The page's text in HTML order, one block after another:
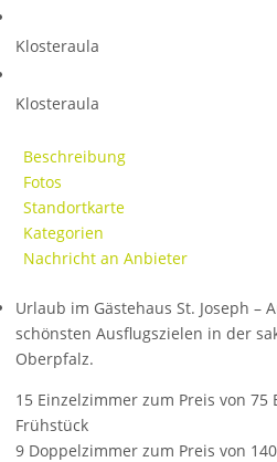
Klosteraula
Klosteraula
Beschreibung
Fotos
Standortkarte
Kategorien
Nachricht an Anbieter
Urlaub im Gästehaus St. Joseph –
schönsten Ausflugszielen in der
Oberpfalz.
15 Einzelzimmer zum Preis von
Frühstück
9 Doppelzimmer zum Preis von